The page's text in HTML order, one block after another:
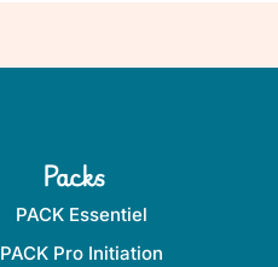
Packs
PACK Essentiel
PACK Pro Initiation